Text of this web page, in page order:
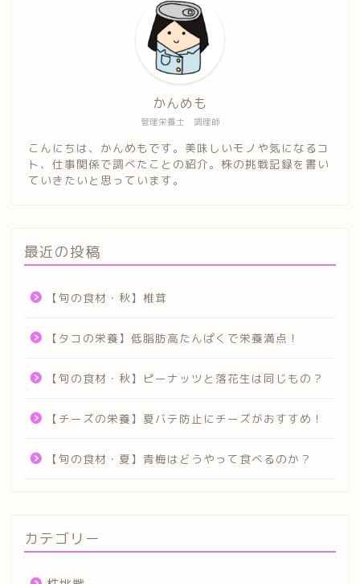
管理栄養士 調理師
かんめも
こんにちは、かんめもです。美味しいモノや気になるコ
ト、仕事関係で調べたことの紹介。株の挑戦記録を書い
ていきたいと思っています。
最近の投稿
【旬の食材・秋】椎茸
【タコの栄養】低脂肪高たんぱくで栄養満点！
【旬の食材・秋】ピーナッツと落花生は同じもの？
【チーズの栄養】夏バテ防止にチーズがおすすめ！
【旬の食材・夏】青梅はどうやって食べるのか？
カテゴリー